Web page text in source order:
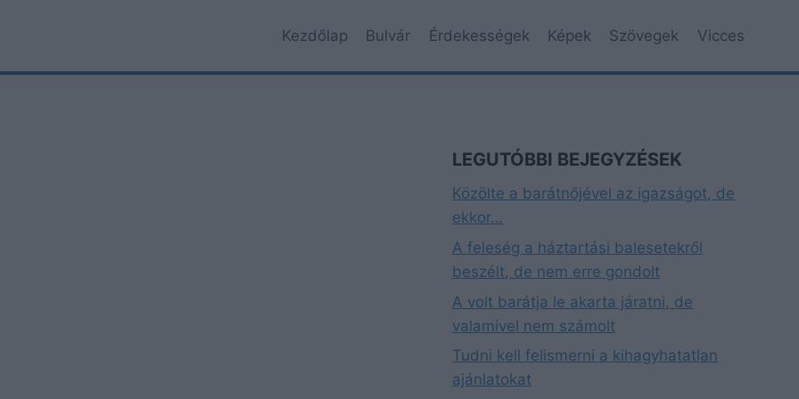
Kezdőlap Bulvár Érdekességek Képek Szövegek Vicces
LEGUTÓBBI BEJEGYZÉSEK
Közölte a barátnőjével az igazságot, de
ekkor…
A feleség a háztartási balesetekről
beszélt, de nem erre gondolt
A volt barátja le akarta járatni, de
valamivel nem számolt
Tudni kell felismerni a kihagyhatatlan
ajánlatokat